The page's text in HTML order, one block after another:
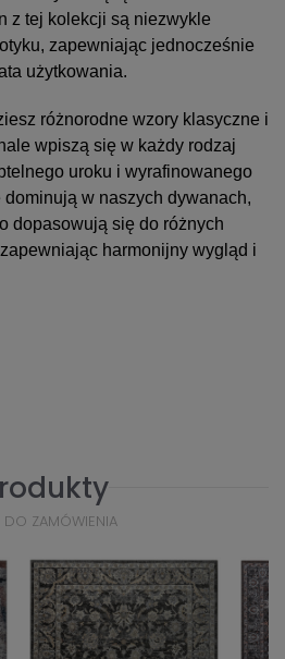
z tej kolekcji są niezwykle
zapewniając jednocześnie
użytkowania.
różnorodne wzory klasyczne i
wpiszą się w każdy rodzaj
uroku i wyrafinowanego
dominują w naszych dywanach,
dopasowują się do różnych
harmonijny wygląd i
DO ZAMÓWIENIA